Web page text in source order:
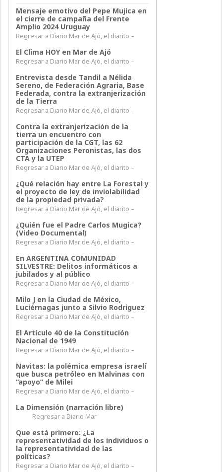
Mensaje emotivo del Pepe Mujica en
el cierre de campaña del Frente
Amplio 2024 Uruguay
Regresar a Diario Mar de Ajó, el diarito –
El Clima HOY en Mar de Ajó
Regresar a Diario Mar de Ajó, el diarito –
Entrevista desde Tandil a Nélida
Sereno, de Federación Agraria, Base
Federada, contra la extranjerización
de la Tierra
Regresar a Diario Mar de Ajó, el diarito –
Contra la extranjerización de la
tierra un encuentro con
participación de la CGT, las 62
Organizaciones Peronistas, las dos
CTA y la UTEP
Regresar a Diario Mar de Ajó, el diarito –
¿Qué relación hay entre La Forestal y
el proyecto de ley de inviolabilidad
de la propiedad privada?
Regresar a Diario Mar de Ajó, el diarito –
¿Quién fue el Padre Carlos Mugica?
(Video Documental)
Regresar a Diario Mar de Ajó, el diarito –
En ARGENTINA COMUNIDAD
SILVESTRE: Delitos informáticos a
jubilados y al público
Regresar a Diario Mar de Ajó, el diarito –
Milo J en la Ciudad de México,
Luciérnagas junto a Silvio Rodriguez
Regresar a Diario Mar de Ajó, el diarito –
El Artículo 40 de la Constitución
Nacional de 1949
Regresar a Diario Mar de Ajó, el diarito –
Navitas: la polémica empresa israelí
que busca petróleo en Malvinas con
“apoyo” de Milei
Regresar a Diario Mar de Ajó, el diarito –
La Dimensión (narración libre)
Regresar a Diario Mar
Que está primero: ¿La
representatividad de los individuos o
la representatividad de las
políticas?
Regresar a Diario Mar de Ajó, el diarito –